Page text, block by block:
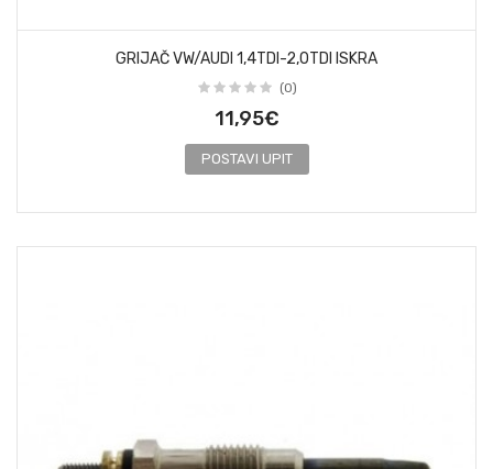
GRIJAČ VW/AUDI 1,4TDI-2,0TDI ISKRA
(0)
11,95€
POSTAVI UPIT